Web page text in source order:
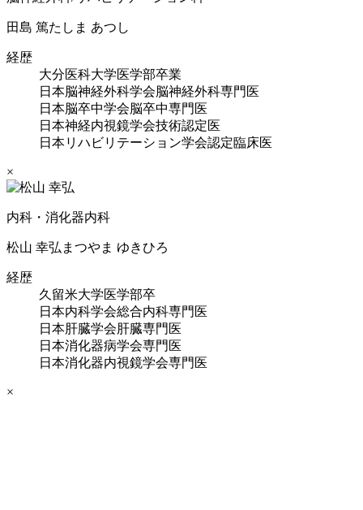
田島 篤たしま あつし
経歴
大分医科大学医学部卒業
日本脳神経外科学会脳神経外科専門医
日本脳卒中学会脳卒中専門医
日本神経内視鏡学会技術認定医
日本リハビリテーション学会認定臨床医
×
内科・消化器内科
松山 幸弘 まつやま ゆきひろ
経歴
久留米大学医学部卒
日本内科学会総合内科専門医
日本肝臓学会肝臓専門医
日本消化器病学会専門医
日本消化器内視鏡学会専門医
×